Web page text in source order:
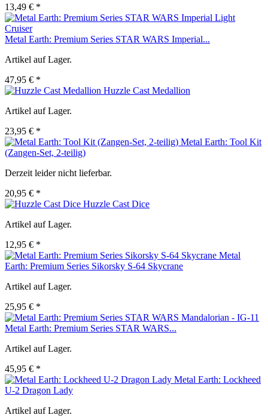
13,49 € *
Metal Earth: Premium Series STAR WARS Imperial...
Artikel auf Lager.
47,95 € *
Huzzle Cast Medallion
Artikel auf Lager.
23,95 € *
Metal Earth: Tool Kit
(Zangen-Set, 2-teilig)
Derzeit leider nicht lieferbar.
20,95 € *
Huzzle Cast Dice
Artikel auf Lager.
12,95 € *
Metal
Earth: Premium Series Sikorsky S-64 Skycrane
Artikel auf Lager.
25,95 € *
Metal Earth: Premium Series STAR WARS...
Artikel auf Lager.
45,95 € *
Metal Earth: Lockheed
U-2 Dragon Lady
Artikel auf Lager.